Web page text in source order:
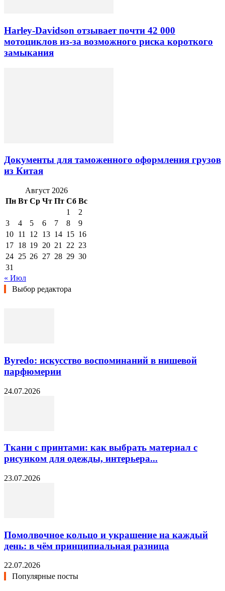
Harley-Davidson отзывает почти 42 000
мотоциклов из-за возможного риска короткого
замыкания
Документы для таможенного оформления грузов
из Китая
Август 2026
Пн Вт Ср Чт Пт Сб Вс
1
2
3
4 5 6 7 8
9
10 11 12 13 14 15 16
17 18 19 20 21 22 23
24 25 26 27 28 29 30
31
« Июл
Выбор редактора
Byredo: искусство воспоминаний в нишевой
парфюмерии
24.07.2026
Ткани с принтами: как выбрать материал с
рисунком для одежды, интерьера...
23.07.2026
Помолвочное кольцо и украшение на каждый
день: в чём принципиальная разница
22.07.2026
Популярные посты